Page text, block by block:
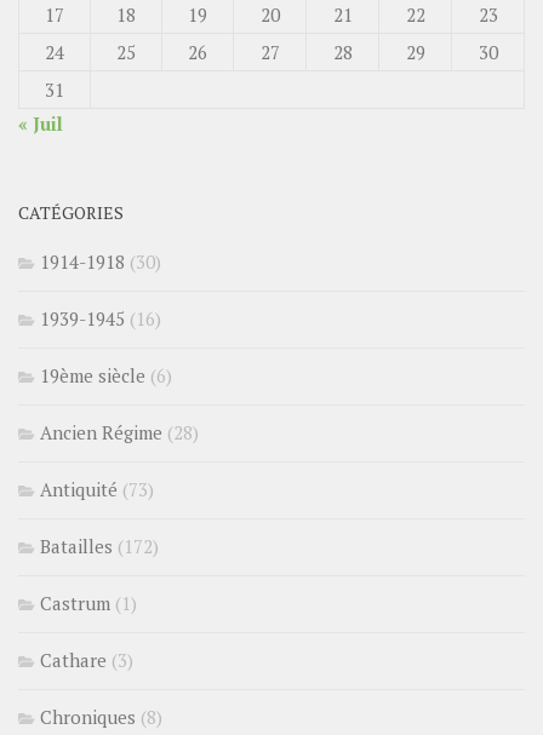
17
18 19 20 21 22
23
24
25 26 27 28 29
30
31
« Juil
CATÉGORIES
1914-1918 (30)
1939-1945 (16)
19ème siècle (6)
Ancien Régime (28)
Antiquité (73)
Batailles (172)
Castrum (1)
Cathare (3)
Chroniques (8)